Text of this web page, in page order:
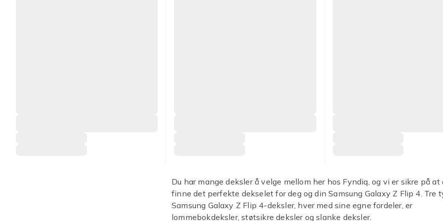
Du har mange deksler å velge mellom her hos Fyndiq, og vi er sikre på at
finne det perfekte dekselet for deg og din Samsung Galaxy Z Flip 4. Tre
Samsung Galaxy Z Flip 4-deksler, hver med sine egne fordeler, er
lommebokdeksler, støtsikre deksler og slanke deksler.